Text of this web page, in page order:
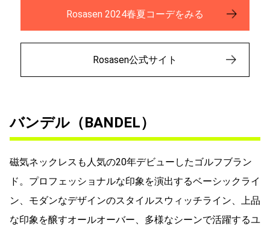
Rosasen 2024春夏コーデをみる
Rosasen公式サイト
バンデル（BANDEL）
磁気ネックレスも人気の20年デビューしたゴルフブラン
ド。プロフェッショナルな印象を演出するベーシックライ
ン、モダンなデザインのスタイルスウィッチライン、上品
な印象を醸すオールオーバー、多様なシーンで活躍するユ